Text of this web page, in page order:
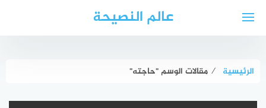
عالم النصيحة
الرئيسية ⁄ مقالات الوسم "حاجته"